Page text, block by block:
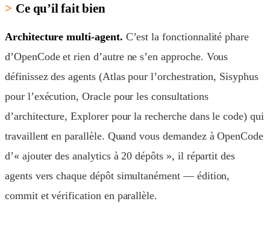
Ce qu’il fait bien
Architecture multi-agent. C’est la fonctionnalité phare
d’OpenCode et rien d’autre ne s’en approche. Vous
définissez des agents (Atlas pour l’orchestration, Sisyphus
pour l’exécution, Oracle pour les consultations
d’architecture, Explorer pour la recherche dans le code) qui
travaillent en parallèle. Quand vous demandez à OpenCode
d’« ajouter des analytics à 20 dépôts », il répartit des
agents vers chaque dépôt simultanément — édition,
commit et vérification en parallèle.